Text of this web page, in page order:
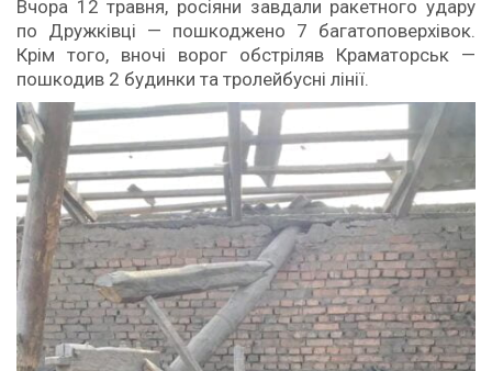
Вчора 12 травня, росіяни завдали ракетного удару
по Дружківці — пошкоджено 7 багатоповерхівок.
Крім того, вночі ворог обстріляв Краматорськ —
пошкодив 2 будинки та тролейбусні лінії.